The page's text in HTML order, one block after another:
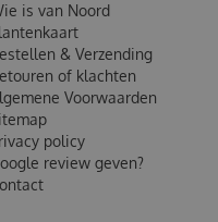
is van Noord
& Verzending
of klachten
Voorwaarden
policy
review geven?